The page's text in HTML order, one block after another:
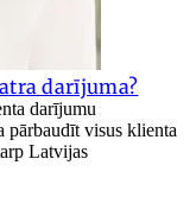
darījuma?
darījumu
pārbaudīt visus klienta
Latvijas